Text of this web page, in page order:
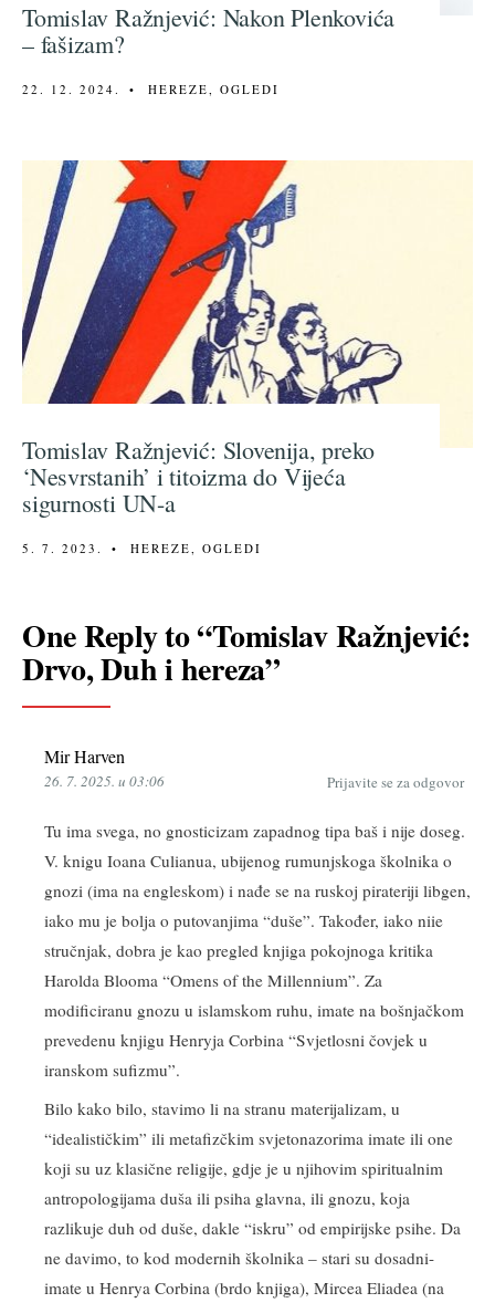
Tomislav Ražnjević: Nakon Plenkovića
– fašizam?
22. 12. 2024. • HEREZE, OGLEDI
Tomislav Ražnjević: Slovenija, preko
‘Nesvrstanih’ i titoizma do Vijeća
sigurnosti UN-a
5. 7. 2023. • HEREZE OGLEDI
One Reply to “Tomislav Ražnjević:
Drvo, Duh i hereza”
Mir Harven
26. 7. 2025. u 03:06
Tu ima svega, no gnosticizam zapadnog tipa baš i nije doseg.
V. knigu Ioana Culianua, ubijenog rumunjskoga školnika o
gnozi (ima na engleskom) i nađe se na ruskoj pirateriji libgen,
iako mu je bolja o putovanjima “duše”. Također, iako niie
stručnjak, dobra je kao pregled knjiga pokojnoga kritika
Harolda Blooma “Omens of the Millennium”. Za
modificiranu gnozu u islamskom ruhu, imate na bošnjačkom
prevedenu knjigu Henryja Corbina “Svjetlosni čovjek u
iranskom sufizmu”.
Bilo kako bilo, stavimo li na stranu materijalizam, u
“idealističkim” ili metafizčkim svjetonazorima imate ili one
koji su uz klasične religije, gdje je u njihovim spiritualnim
antropologijama duša ili psiha glavna, ili gnozu, koja
razlikuje duh od duše, dakle “iskru” od empirijske psihe. Da
ne davimo, to kod modernih školnika – stari su dosadni-
imate u Henrya Corbina (brdo knjiga), Mircea Eliadea (na
Prijavite se za odgovor